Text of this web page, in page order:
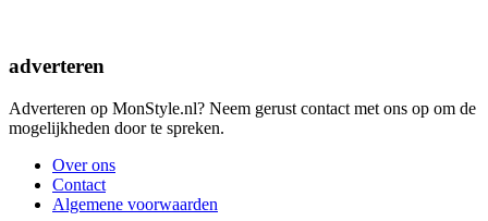
adverteren
Adverteren op MonStyle.nl? Neem gerust contact met ons op om de
mogelijkheden door te spreken.
Over ons
Contact
Algemene voorwaarden